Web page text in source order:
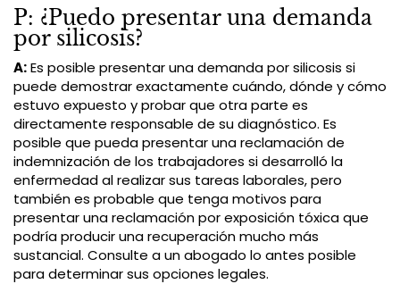
P: ¿Puedo presentar una demanda
por silicosis?
A:Es posible presentar una demanda por silicosis si
puede demostrar exactamente cuándo, dónde y cómo
estuvo expuesto y probar que otra parte es
directamente responsable de su diagnóstico. Es
posible que pueda presentar una reclamación de
indemnización de los trabajadores si desarrolló la
enfermedad al realizar sus tareas laborales, pero
también es probable que tenga motivos para
presentar una reclamación por exposición tóxica que
podría producir una recuperación mucho más
sustancial. Consulte a un abogado lo antes posible
para determinar sus opciones legales.